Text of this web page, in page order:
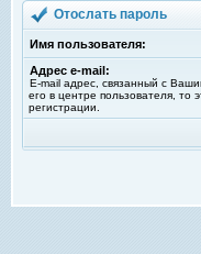
Отослать пароль
Имя пользователя:
Адрес e-mail:
E-mail адрес, связанный с
его в центре пользователя, то
регистрации.